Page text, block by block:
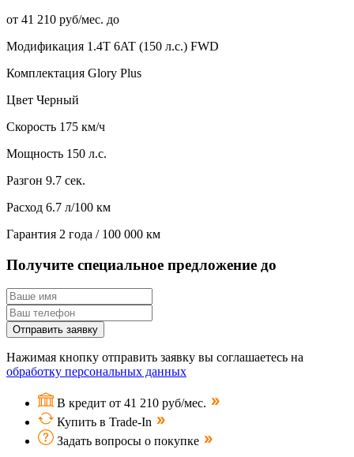
от 41 210 руб/мес. до
Модификация 1.4T 6AT (150 л.с.) FWD
Комплектация Glory Plus
Цвет Черный
Скорость 175 км/ч
Мощность 150 л.с.
Разгон 9.7 сек.
Расход 6.7 л/100 км
Гарантия 2 года / 100 000 км
Получите специальное предложение до
Отправить заявку
Нажимая кнопку отправить заявку вы соглашаетесь на
обработку персональных данных
В кредит от 41 210 руб/мес.
Купить в Trade-In
Задать вопросы о покупке